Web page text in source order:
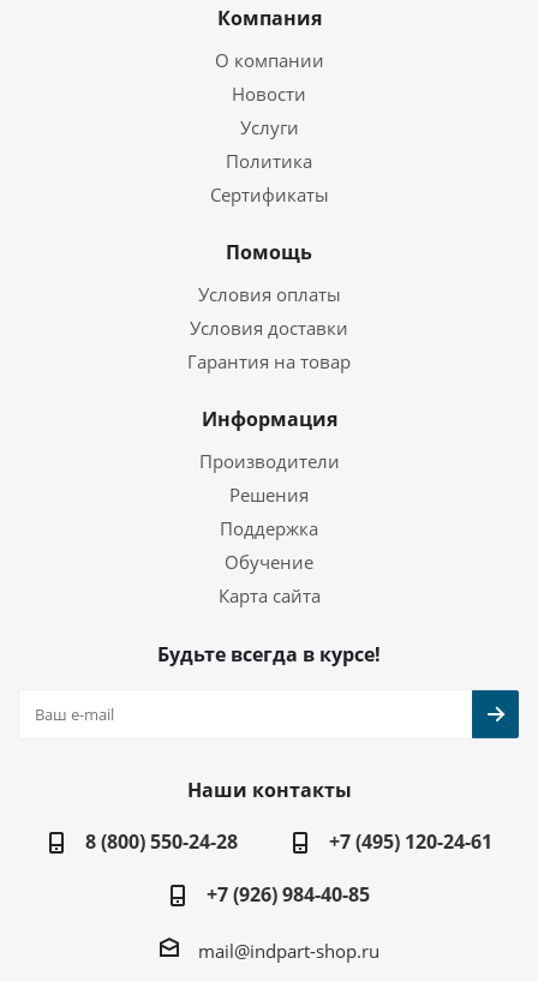
Компания
О компании
Новости
Услуги
Политика
Сертификаты
Помощь
Условия оплаты
Условия доставки
Гарантия на товар
Информация
Производители
Решения
Поддержка
Обучение
Карта сайта
Будьте всегда в курсе!
Наши контакты
8 (800) 550-24-28
+7 (495) 120-24-61
+7 (926) 984-40-85
mail@indpart-shop.ru